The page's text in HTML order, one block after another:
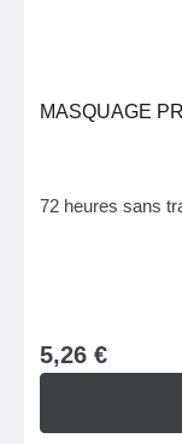
MASQUAGE
72 heures sans
5,26 €